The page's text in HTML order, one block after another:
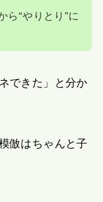
ら“やりとり”に
できた」と分か
倣はちゃんと子